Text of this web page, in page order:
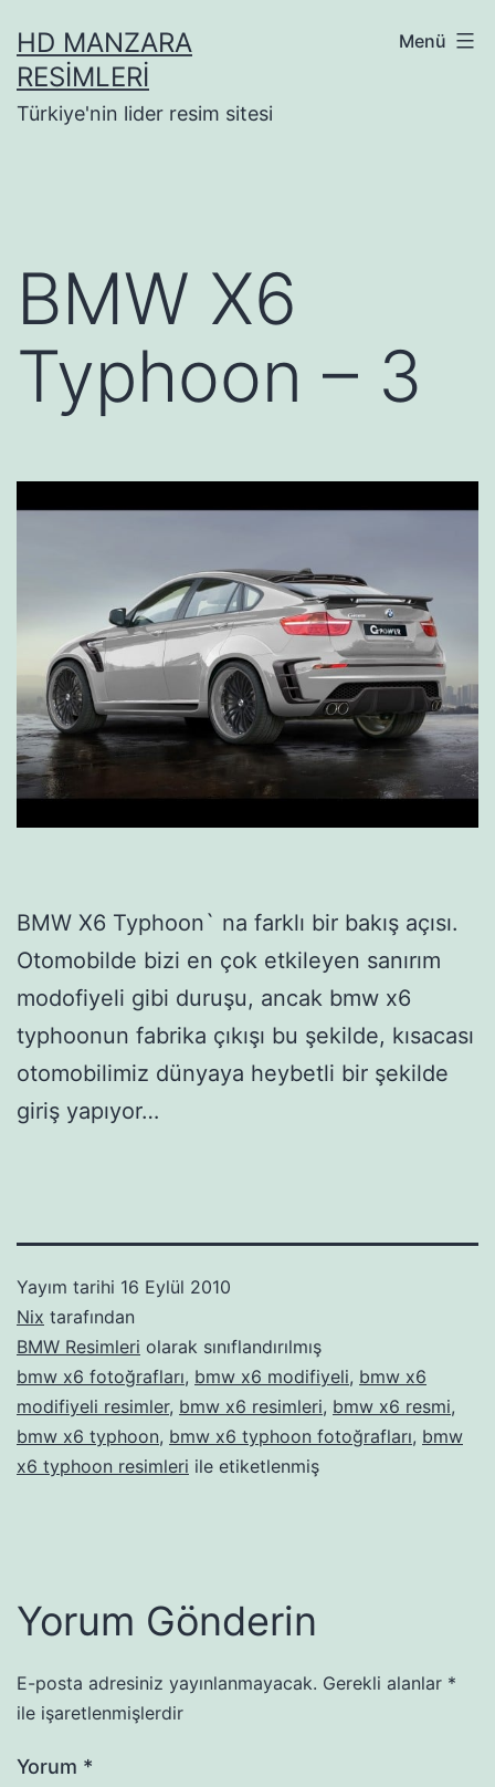
geçHD MANZARA
RESIMLERI
Türkiye'nin lider resim sitesi
Menü
BMW X6
Typhoon – 3
BMW X6 Typhoon` na farklı bir bakış açısı.
Otomobilde bizi en çok etkileyen sanırım
modofiyeli gibi duruşu, ancak bmw x6
typhoonun fabrika çıkışı bu şekilde, kısacası
otomobilimiz dünyaya heybetli bir şekilde
giriş yapıyor…
Yayım tarihi 16 Eylül 2010
Nix tarafından
BMW Resimleri olarak sınıflandırılmış
bmw x6 fotoğrafları, bmw x6 modifiyeli, bmw x6
modifiyeli resimler, bmw x6 resimleri, bmw x6 resmi,
bmw x6 typhoon, bmw x6 typhoon fotoğrafları, bmw
x6 typhoon resimleri ile etiketlenmiş
Yorum Gönderin
E-posta adresiniz yayınlanmayacak. Gerekli alanlar *
ile işaretlenmişlerdir
Yorum *